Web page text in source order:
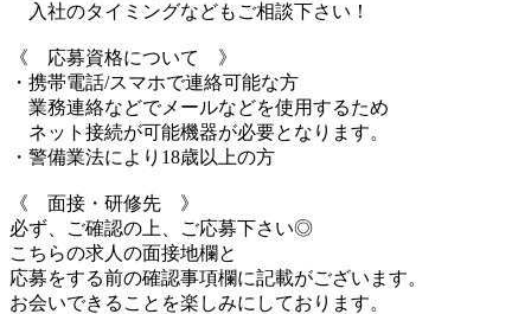
入社のタイミングなどもご相談下さい！
《 応募資格について 》
・携帯電話/スマホで連絡可能な方
業務連絡などでメールなどを使用するため
ネット接続が可能機器が必要となります。
・警備業法により18歳以上の方
《 面接・研修先 》
必ず、ご確認の上、ご応募下さい◎
こちらの求人の面接地欄と
応募をする前の確認事項欄に記載がございます。
お会いできることを楽しみにしております。